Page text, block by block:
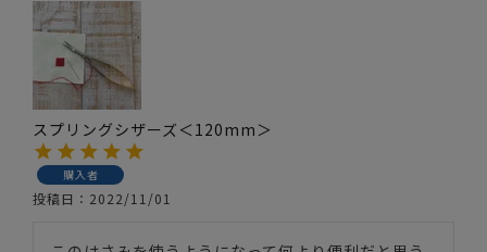
スプリングシザーズ＜120mm＞
購入者
投稿日 2022/11/01